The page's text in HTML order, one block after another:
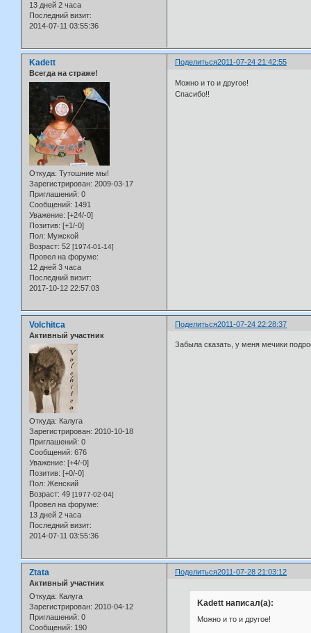
13 дней 2 часа
Последний визит:
2014-07-11 03:55:36
Поделиться2011-07-24 21:42:55
Kadett
Всегда на страже!
Откуда: Тутошние мы!
Зарегистрирован: 2009-03-17
Приглашений: 0
Сообщений: 1491
Уважение: [+24/-0]
Позитив: [+1/-0]
Пол: Мужской
Возраст: 52 [1974-01-14]
Провел на форуме:
12 дней 3 часа
Последний визит:
2017-10-12 22:57:03
Можно и то и другое!
Спасибо!!
Поделиться2011-07-24 22:28:37
Volchitca
Активный участник
Откуда: Калуга
Зарегистрирован: 2010-10-18
Приглашений: 0
Сообщений: 676
Уважение: [+4/-0]
Позитив: [+0/-0]
Пол: Женский
Возраст: 49 [1977-02-04]
Провел на форуме:
13 дней 2 часа
Последний визит:
2014-07-11 03:55:36
Забыла сказать, у меня мечики
Поделиться2011-07-28 21:03:12
Ztata
Активный участник
Откуда: Калуга
Зарегистрирован: 2010-04-12
Приглашений: 0
Сообщений: 190
Kadett написал(а):
Можно и то и другое!